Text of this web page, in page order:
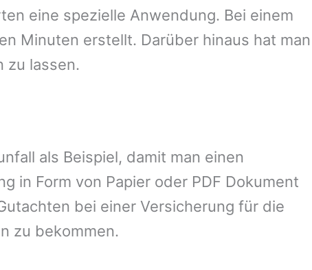
eine spezielle Anwendung. Bei einem
Minuten erstellt. Darüber hinaus hat man
zu lassen.
als Beispiel, damit man einen
in Form von Papier oder PDF Dokument
bei einer Versicherung für die
zu bekommen.